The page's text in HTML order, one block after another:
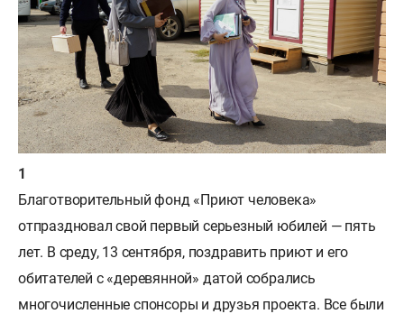
Благотворительный фонд «Приют человека»
отпраздновал свой первый серьезный юбилей — пять
лет. В среду, 13 сентября, поздравить приют и его
обитателей с «деревянной» датой собрались
многочисленные спонсоры и друзья проекта. Все были